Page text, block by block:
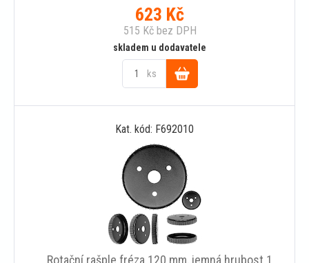
623 Kč
515 Kčbez DPH
skladem u dodavatele
ks
Do
košíku
Kat. kód: F692010
Rotační rašple fréza 120 mm, jemná hrubost 1